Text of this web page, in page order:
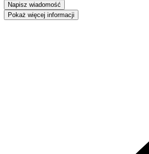
Napisz wiadomość
Pokaż więcej informacji